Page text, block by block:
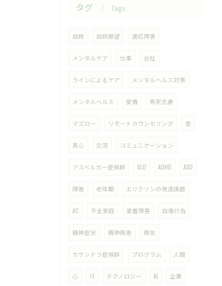
タグ Tags
自殺 自殺願望 適応障害
メンタルケア 仕事 会社
ラインによるケア メンタルヘルス対策
メンタルヘルス 愛情 希死念慮
マズロー リモートカウンセリング 愛
真心 交流 コミュニケーション
アスペルガー症候群 SLD ADHD ASD
障害 老年期 エリクソンの発達課題
AC 不全家庭 愛着障害 自傷行為
精神症状 精神疾患 病気
カサンドラ症候群 プログラム 人間
心 IT テクノロジー AI 企業